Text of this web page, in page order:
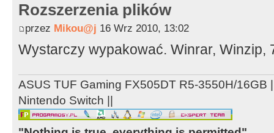
Rozszerzenia plików
przez Mikou@j 16 Wrz 2010, 13:02
Wystarczy wypakować. Winrar, Winzip,
ASUS TUF Gaming FX505DT R5-3550H/16GB
Nintendo Switch ||